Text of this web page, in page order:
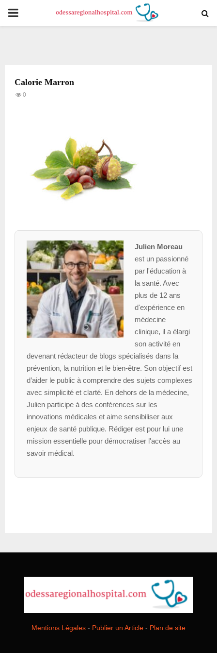
PRIMARY
Calorie Marron
0
Julien Moreau
est un passionné
par l'éducation à
la santé. Avec
plus de 12 ans
d'expérience en
médecine
clinique, il a élargi
son activité en
devenant rédacteur de blogs spécialisés dans la
prévention, la nutrition et le bien-être. Son objectif est
d’aider le public à comprendre des sujets complexes
avec simplicité et clarté. En dehors de la médecine,
Julien participe à des conférences sur les
innovations médicales et aime sensibiliser aux
enjeux de santé publique. Rédiger est pour lui une
mission essentielle pour démocratiser l'accès au
savoir médical.
Mentions Légales - Publier un Article - Plan de site